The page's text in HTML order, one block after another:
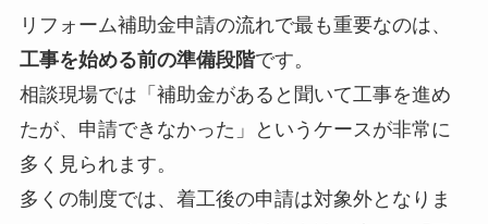
リフォーム補助金申請の流れで最も重要なのは、
工事を始める前の準備段階です。
相談現場では「補助金があると聞いて工事を進め
たが、申請できなかった」というケースが非常に
多く見られます。
多くの制度では、着工後の申請は対象外となりま